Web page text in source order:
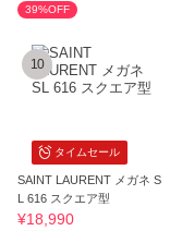
39%OFF
タイムセール
10
SAINT LAURENT メガネ S
L 616 スクエア型
¥18,990